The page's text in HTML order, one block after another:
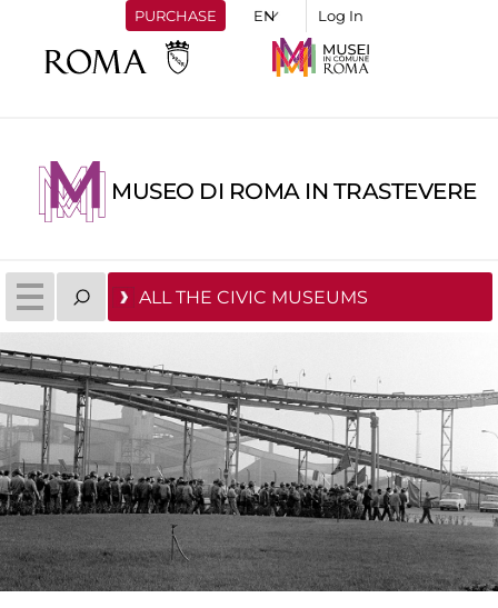
PURCHASE Log In
MUSEO DI ROMA IN TRASTEVERE
ALL THE CIVIC MUSEUMS